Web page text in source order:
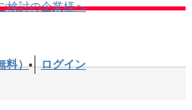
検討の企業様へ
料） ログイン